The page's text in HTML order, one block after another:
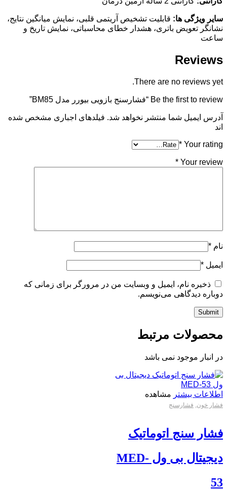
سایر ویژگی ها: قابلیت تشخیص آریتمی قلبی، نمایش میانگین نتایج،
نشانگر تعویض باتری، هشدار خطای محاسباتی، نمایش تاریخ و
ساعت
Reviews
There are no reviews yet.
Be the first to review “فشارسنج بازویی بیورر مدل BM85”
آدرس ایمیل شما منتشر نخواهد شد. فیلدهای اجباری مشخص شده
اند
Your rating
*
Your review
*
نام *
ایمیل *
ذخیره نام، ایمیل و وبسایت من در مرورگر برای زمانی که
دوباره دیدگاهی می‌نویسم.
محصولات مرتبط
در انبار موجود نمی باشد
اطلاعات بیشتر مشاهده
فشار خون, فشارسنج
فشار سنج اتوماتیک
دیجیتال بی ول MED-
53